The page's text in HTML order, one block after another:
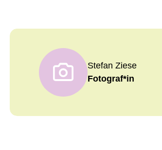
Stefan Ziese
Fotograf*in